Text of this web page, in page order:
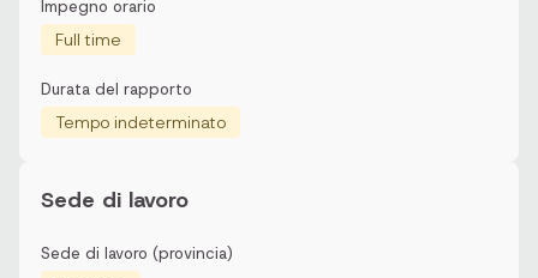
Impegno orario
Full time
Durata del rapporto
Tempo indeterminato
Sede di lavoro
Sede di lavoro (provincia)